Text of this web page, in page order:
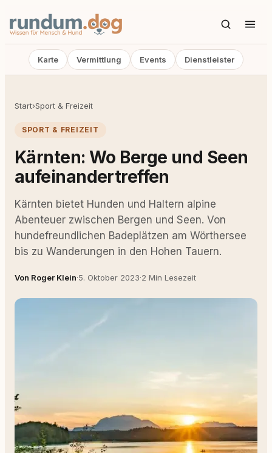
Karte Vermittlung Events Dienstleister
Start›Sport & Freizeit
SPORT & FREIZEIT
Kärnten: Wo Berge und Seen
aufeinandertreffen
Kärnten bietet Hunden und Haltern alpine
Abenteuer zwischen Bergen und Seen. Von
hundefreundlichen Badeplätzen am Wörthersee
bis zu Wanderungen in den Hohen Tauern.
Von Roger Klein·5. Oktober 2023·2 Min Lesezeit